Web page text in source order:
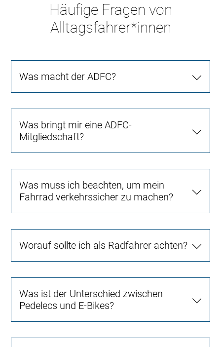
Häufige Fragen von
Alltagsfahrer*innen
Was macht der ADFC?
Was bringt mir eine ADFC-
Mitgliedschaft?
Was muss ich beachten, um mein
Fahrrad verkehrssicher zu machen?
Worauf sollte ich als Radfahrer achten?
Was ist der Unterschied zwischen
Pedelecs und E-Bikes?